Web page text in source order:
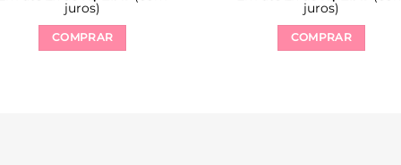
juros)
COMPRAR
juros)
COMPRAR